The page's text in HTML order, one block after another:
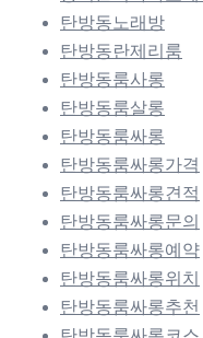
탄방동노래방
탄방동란제리룸
탄방동룸사롱
탄방동룸살롱
탄방동룸싸롱
탄방동룸싸롱가격
탄방동룸싸롱견적
탄방동룸싸롱문의
탄방동룸싸롱예약
탄방동룸싸롱위치
탄방동룸싸롱추천